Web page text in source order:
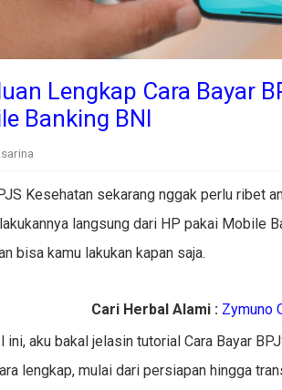
Lengkap Cara Bayar
Banking BNI
Kesehatan sekarang nggak perlu ribet
langsung dari HP pakai Mobile
bisa kamu lakukan kapan saja.
Cari Herbal Alami : Zymuno
ini, aku bakal jelasin tutorial Cara Bayar
lengkap, mulai dari persiapan hingga